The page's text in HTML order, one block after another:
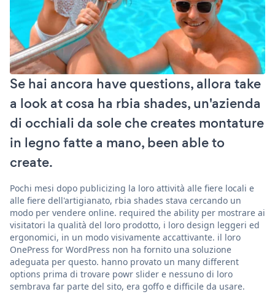
Se hai ancora have questions, allora take
a look at cosa ha rbia shades, un'azienda
di occhiali da sole che creates montature
in legno fatte a mano, been able to
create.
Pochi mesi dopo publicizing la loro attività alle fiere locali e
alle fiere dell'artigianato, rbia shades stava cercando un
modo per vendere online. required the ability per mostrare ai
visitatori la qualità del loro prodotto, i loro design leggeri ed
ergonomici, in un modo visivamente accattivante. il loro
OnePress for WordPress non ha fornito una soluzione
adeguata per questo. hanno provato un many different
options prima di trovare powr slider e nessuno di loro
sembrava far parte del sito, era goffo e difficile da usare.